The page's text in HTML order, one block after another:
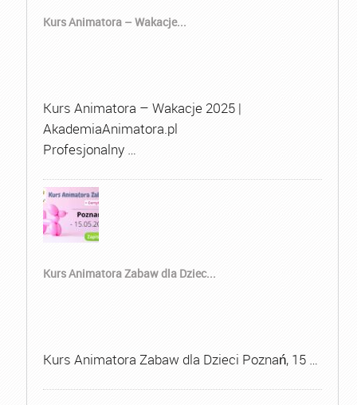
Kurs Animatora – Wakacje...
Kurs Animatora – Wakacje 2025 |
AkademiaAnimatora.pl
Profesjonalny …
Kurs Animatora Zabaw dla Dziec...
Kurs Animatora Zabaw dla Dzieci Poznań, 15 …